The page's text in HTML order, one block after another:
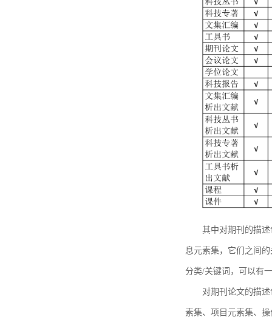
其中对期刊的描
息元素集，它们之间
分类/关键词，可以有
对期刊论文的描
素集、项目元素集、